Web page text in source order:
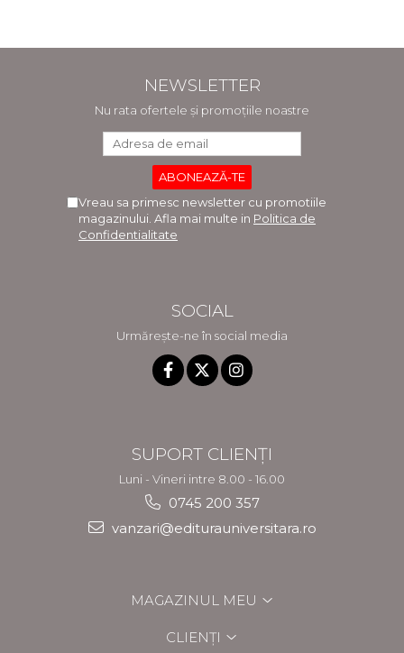
NEWSLETTER
Nu rata ofertele și promoțiile noastre
Vreau sa primesc newsletter cu promotiile
magazinului. Afla mai multe in Politica de
Confidentialitate
SOCIAL
Urmărește-ne în social media
SUPORT CLIENȚI
Luni - Vineri intre 8.00 - 16.00
0745 200 357
vanzari@editurauniversitara.ro
MAGAZINUL MEU
CLIENȚI